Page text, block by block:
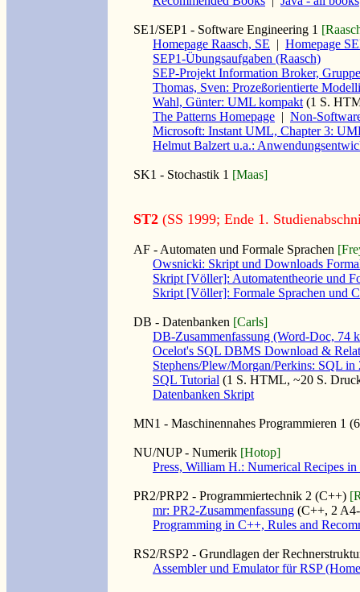
SE1/SEP1 - Software Engineering 1
Homepage Raasch, SE | Homepage
SEP1-Übungsaufgaben (Raasch)
SEP-Projekt Information Broker,
Thomas, Sven: Prozeßorientierte
Wahl, Günter: UML kompakt (1 S.
The Patterns Homepage | Non-
Microsoft: Instant UML, Chapter 3:
Helmut Balzert u.a.:
SK1 - Stochastik 1 [Maas]
ST2 (SS 1999; Ende 1.
AF - Automaten und Formale Sprachen
Owsnicki: Skript und Downloads
Skript [Völler]: Automatentheorie und
Skript [Völler]: Formale Sprachen und
DB - Datenbanken [Carls]
DB-Zusammenfassung (Word-Doc, 74
Ocelot's SQL DBMS Download &
Stephens/Plew/Morgan/Perkins: SQL
SQL Tutorial (1 S. HTML, ~20 S.
Datenbanken Skript
MN1 - Maschinennahes Programmieren 1
NU/NUP - Numerik [Hotop]
Press, William H.: Numerical Recipes
PR2/PRP2 - Programmiertechnik 2 (C++)
mr: PR2-Zusammenfassung (C++, 2
Programming in C++, Rules and
RS2/RSP2 - Grundlagen der
Assembler und Emulator für RSP